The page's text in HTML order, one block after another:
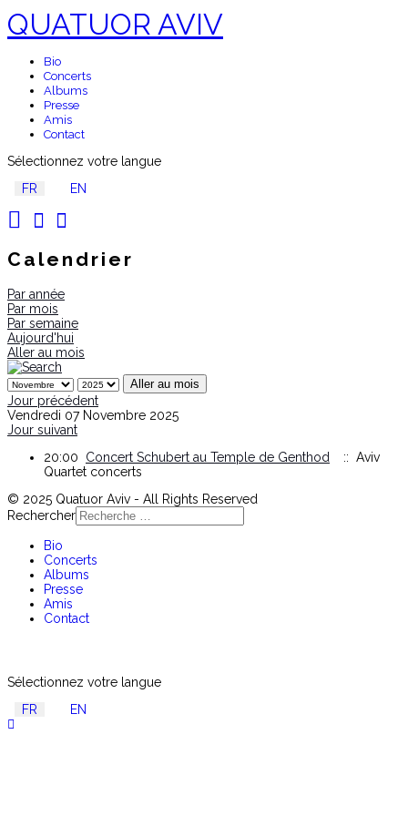
QUATUOR AVIV
Bio
Concerts
Albums
Presse
Amis
Contact
Sélectionnez votre langue
FR
EN
Calendrier
Par année
Par mois
Par semaine
Aujourd'hui
Aller au mois
Aller au mois
Jour précédent
Vendredi 07 Novembre 2025
Jour suivant
20:00 Concert Schubert au Temple de Genthod
:: Aviv
Quartet concerts
© 2025 Quatuor Aviv - All Rights Reserved
Rechercher
Bio
Concerts
Albums
Presse
Amis
Contact
Sélectionnez votre langue
FR
EN